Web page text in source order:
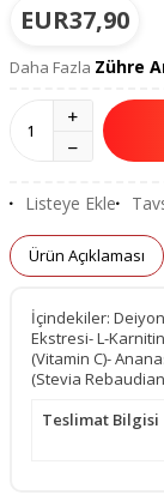
EUR37,90
Daha Fazla Zühre
Listeye Ekle
Ürün Açıklaması
İçindekiler:
Ekstresi- L-
(Vitamin C)-
(Stevia
Teslimat Bilgisi